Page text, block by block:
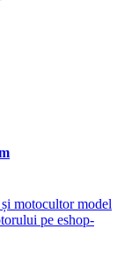
motocultor model
pe eshop-